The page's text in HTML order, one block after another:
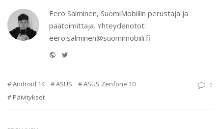
Eero Salminen, SuomiMobiilin perustaja ja
päätoimittaja. Yhteydenotot:
eero.salminen@suomimobiili.fi
Website
Android 14 ASUS
ASUS Zenfone 10
Päivitykset
0